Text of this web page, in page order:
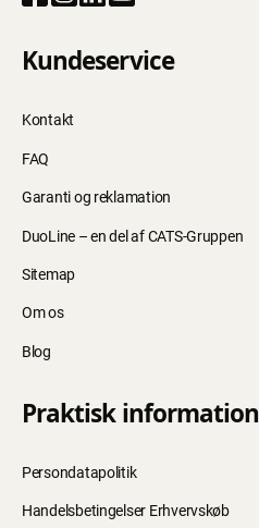
Kundeservice
Kontakt
FAQ
Garanti og reklamation
DuoLine – en del af CATS-Gruppen
Sitemap
Om os
Blog
Praktisk information
Persondatapolitik
Handelsbetingelser Erhvervskøb